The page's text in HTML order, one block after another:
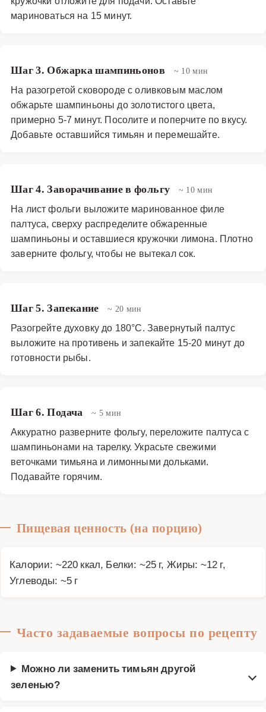
мариноваться на 15 минут.
Шаг 3. Обжарка шампиньонов ~ 10 мин
На разогретой сковороде с оливковым маслом
обжарьте шампиньоны до золотистого цвета,
примерно 5-7 минут. Посолите и поперчите по вкусу.
Добавьте оставшийся тимьян и перемешайте.
Шаг 4. Заворачивание в фольгу ~ 10 мин
На лист фольги выложите маринованное филе
палтуса, сверху распределите обжаренные
шампиньоны и оставшиеся кружочки лимона. Плотно
заверните фольгу, чтобы не вытекал сок.
Шаг 5. Запекание ~ 20 мин
Разогрейте духовку до 180°C. Завернутый палтус
выложите на противень и запекайте 15-20 минут до
готовности рыбы.
Шаг 6. Подача ~ 5 мин
Аккуратно разверните фольгу, переложите палтуса с
шампиньонами на тарелку. Украсьте свежими
веточками тимьяна и лимонными дольками.
Подавайте горячим.
Пищевая ценность (на порцию)
Калории: ~220 ккал, Белки: ~25 г, Жиры: ~12 г,
Углеводы: ~5 г
Часто задаваемые вопросы по рецепту
Можно ли заменить тимьян другой
зеленью?